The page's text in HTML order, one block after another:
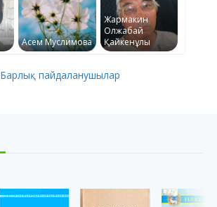
Асем Муслимова
Жармакин
Олжабай
Қайкенұлы
Барлық пайдаланушылар